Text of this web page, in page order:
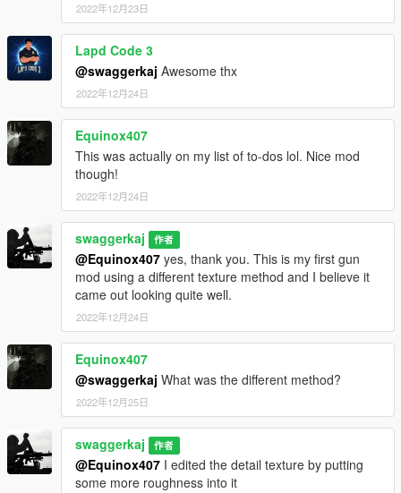
2022年12月23日
Lapd Code 3
@swaggerkaj Awesome thx
2022年12月24日
Equinox407
This was actually on my list of to-dos lol. Nice mod
though!
2022年12月24日
swaggerkaj 作者
@Equinox407 yes, thank you. This is my first gun
mod using a different texture method and I believe it
came out looking quite well.
2022年12月24日
Equinox407
@swaggerkaj What was the different method?
2022年12月25日
swaggerkaj 作者
@Equinox407 I edited the detail texture by putting
some more roughness into it